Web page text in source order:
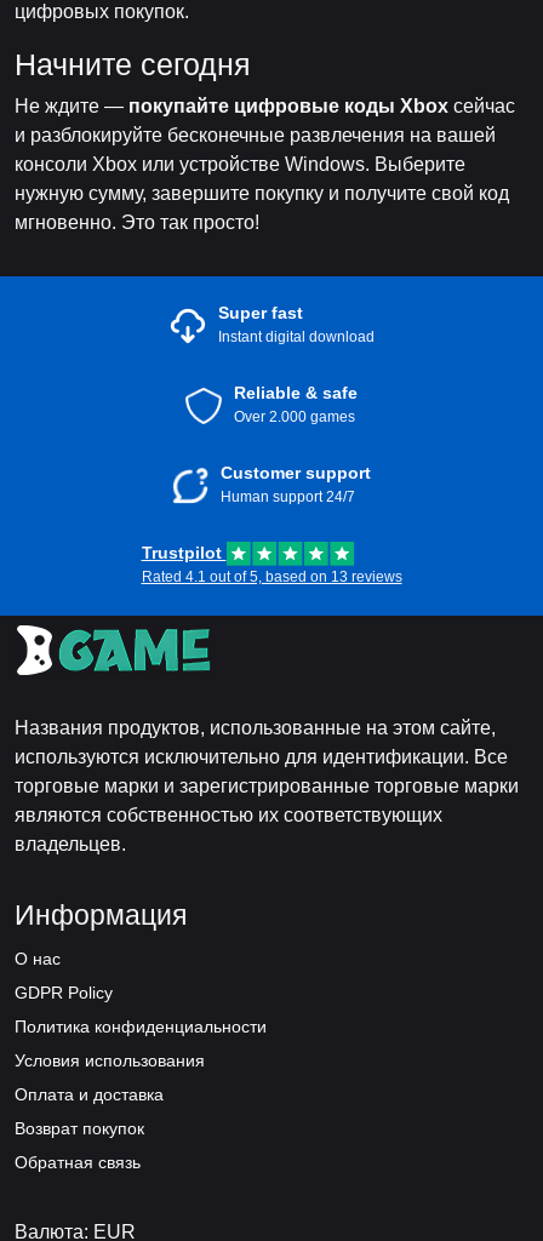
цифровых покупок.
Начните сегодня
Не ждите — покупайте цифровые коды Xbox сейчас
и разблокируйте бесконечные развлечения на вашей
консоли Xbox или устройстве Windows. Выберите
нужную сумму, завершите покупку и получите свой код
мгновенно. Это так просто!
Super fast
Instant digital download
Reliable & safe
Over 2.000 games
Customer support
Human support 24/7
Trustpilot
Rated 4.1 out of 5, based on 13 reviews
Названия продуктов, использованные на этом сайте,
используются исключительно для идентификации. Все
торговые марки и зарегистрированные торговые марки
являются собственностью их соответствующих
владельцев.
Информация
О нас
GDPR Policy
Политика конфиденциальности
Условия использования
Оплата и доставка
Возврат покупок
Обратная связь
Валюта: EUR